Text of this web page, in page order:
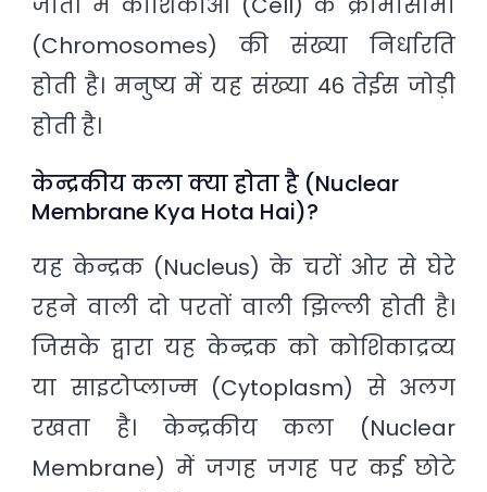
(Chromosomes) की संख्या निर्धारति
होती है। मनुष्य में यह संख्या 46 तेईस जोड़ी
होती है।
केन्द्रकीय कला क्या होता है (Nuclear
Membrane Kya Hota Hai)?
यह केन्द्रक (Nucleus) के चरों ओर से घेरे
रहने वाली दो परतों वाली झिल्ली होती है।
जिसके द्वारा यह केन्द्रक को कोशिकाद्रव्य
या साइटोप्लाज्म (Cytoplasm) से अलग
रखता है। केन्द्रकीय कला (Nuclear
Membrane) में जगह जगह पर कई छोटे